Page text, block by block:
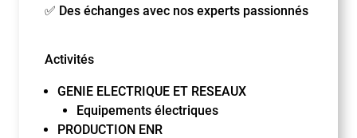
✅ Des échanges avec nos experts passionnés
Activités
GENIE ELECTRIQUE ET RESEAUX
Equipements électriques
PRODUCTION ENR